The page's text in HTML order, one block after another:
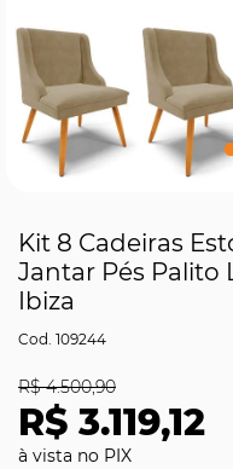
Kit 8 Cadeiras
Jantar Pés Palito
Ibiza
109244
R$ 3.119,12
R$ 4.500,90